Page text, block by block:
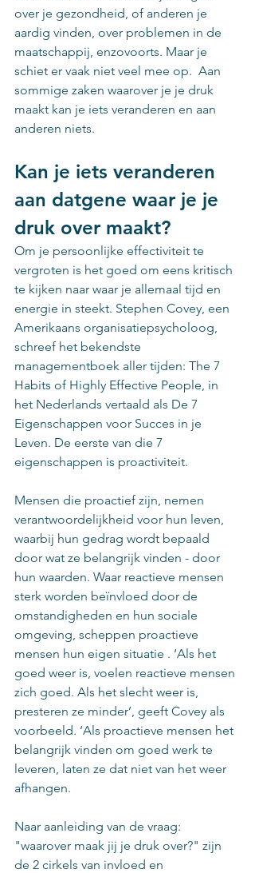
over je gezondheid, of anderen je
aardig vinden, over problemen in de
maatschappij, enzovoorts. Maar je
schiet er vaak niet veel mee op.  Aan
sommige zaken waarover je je druk
maakt kan je iets veranderen en aan
anderen niets.
Kan je iets veranderen
aan datgene waar je je
druk over maakt?
Om je persoonlijke effectiviteit te
vergroten is het goed om eens kritisch
te kijken naar waar je allemaal tijd en
energie in steekt. Stephen Covey, een
Amerikaans organisatiepsycholoog,
schreef het bekendste
managementboek aller tijden: The 7
Habits of Highly Effective People , in
het Nederlands vertaald als De 7
Eigenschappen voor Succes in je
Leven. De eerste van die 7
eigenschappen is proactiviteit.
Mensen die proactief zijn, nemen
verantwoordelijkheid voor hun leven,
waarbij hun gedrag wordt bepaald
door wat ze belangrijk vinden - door
hun waarden. Waar reactieve mensen
sterk worden beïnvloed door de
omstandigheden en hun sociale
omgeving, scheppen proactieve
mensen hun eigen situatie . ‘Als het
goed weer is, voelen reactieve mensen
zich goed. Als het slecht weer is,
presteren ze minder’, geeft Covey als
voorbeeld. ‘Als proactieve mensen het
belangrijk vinden om goed werk te
leveren, laten ze dat niet van het weer
afhangen.
Naar aanleiding van de vraag:
"waarover maak jij je druk over?" zijn
de 2 cirkels van invloed en